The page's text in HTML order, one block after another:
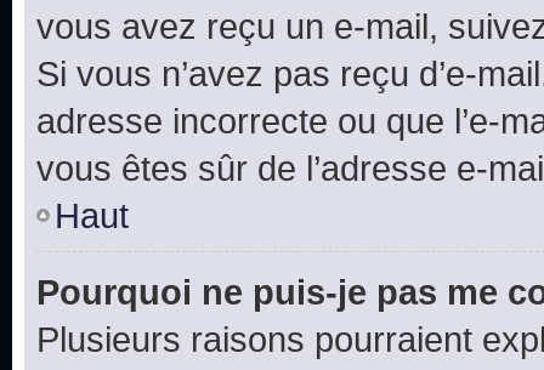
vous avez reçu un e-mail,
Si vous n’avez pas reçu d’e-
adresse incorrecte ou que l’e-
vous êtes sûr de l’adresse e-
Haut
Pourquoi ne puis-je pas me
Plusieurs raisons pourraient